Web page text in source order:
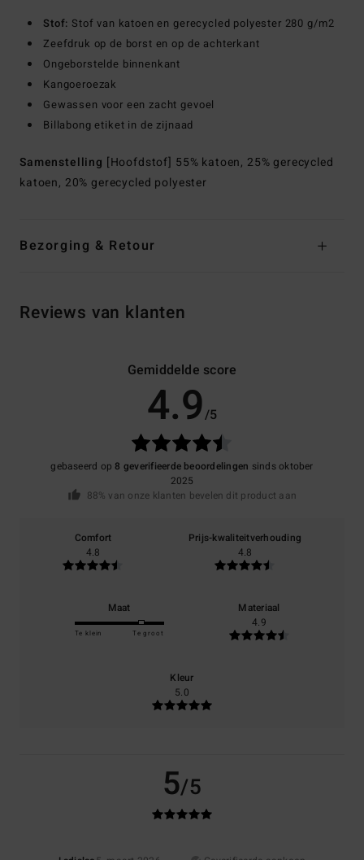
Stof: Stof van katoen en gerecycled polyester 280 g/m2
Zeefdruk op de borst en op de achterkant
Ongeborstelde binnenkant
Kangoeroezak
Gewassen voor een zacht gevoel
Billabong etiket in de zijnaad
Samenstelling [Hoofdstof] 55% katoen, 25% gerecycled
katoen, 20% gerecycled polyester
Bezorging & Retour
Reviews van klanten
Gemiddelde score
4.9/5
gebaseerd op 8 geverifieerde beoordelingen sinds oktober
2025
88% van onze klanten bevelen dit product aan
Comfort
4.8
Prijs-kwaliteitverhouding
4.8
Maat
Te klein Te groot
Materiaal
4.9
Kleur
5.0
5/5